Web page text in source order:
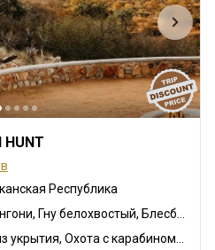
HUNT
Республика